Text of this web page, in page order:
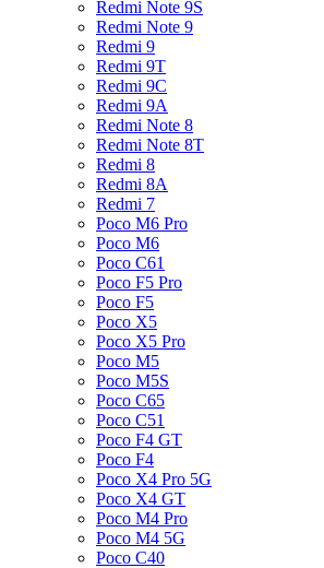
Redmi Note 9S
Redmi Note 9
Redmi 9
Redmi 9T
Redmi 9C
Redmi 9A
Redmi Note 8
Redmi Note 8T
Redmi 8
Redmi 8A
Redmi 7
Poco M6 Pro
Poco M6
Poco C61
Poco F5 Pro
Poco F5
Poco X5
Poco X5 Pro
Poco M5
Poco M5S
Poco C65
Poco C51
Poco F4 GT
Poco F4
Poco X4 Pro 5G
Poco X4 GT
Poco M4 Pro
Poco M4 5G
Poco C40